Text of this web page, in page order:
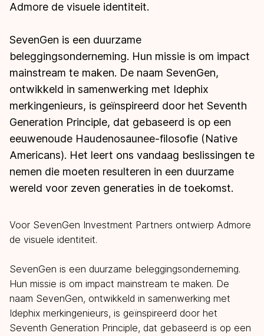
Admore de visuele identiteit.
SevenGen is een duurzame
beleggingsonderneming. Hun missie is om impact
mainstream te maken. De naam SevenGen,
ontwikkeld in samenwerking met Idephix
merkingenieurs, is geïnspireerd door het Seventh
Generation Principle, dat gebaseerd is op een
eeuwenoude Haudenosaunee-filosofie (Native
Americans). Het leert ons vandaag beslissingen te
nemen die moeten resulteren in een duurzame
wereld voor zeven generaties in de toekomst.
Voor SevenGen Investment Partners ontwierp Admore
de visuele identiteit.
SevenGen is een duurzame beleggingsonderneming.
Hun missie is om impact mainstream te maken. De
naam SevenGen, ontwikkeld in samenwerking met
Idephix merkingenieurs, is geïnspireerd door het
Seventh Generation Principle, dat gebaseerd is op een